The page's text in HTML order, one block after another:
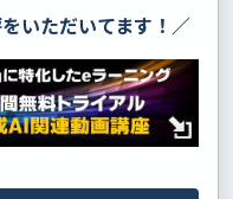
「両端の強化」と
きます
拡大することが現
いただいてます！／